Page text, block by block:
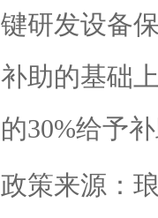
键研发设备
补助的基础
的30%给予
政策来源：